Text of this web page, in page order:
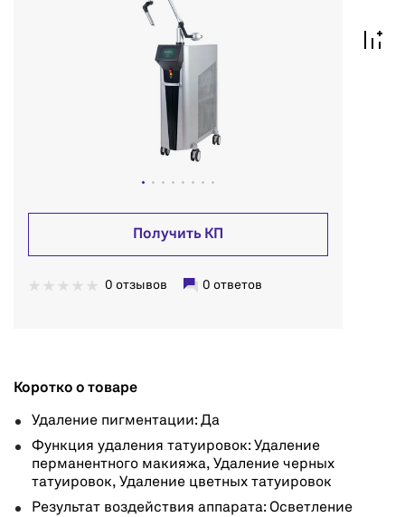
Получить КП
0 отзывов 0 ответов
Коротко о товаре
Удаление пигментации: Да
Функция удаления татуировок: Удаление
перманентного макияжа, Удаление черных
татуировок, Удаление цветных татуировок
Результат воздействия аппарата: Осветление